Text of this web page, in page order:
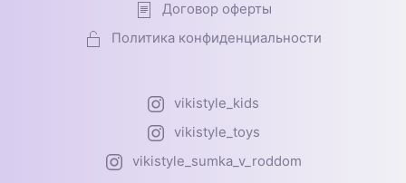
Договор оферты
Политика конфиденциальности
vikistyle_kids
vikistyle_toys
vikistyle_sumka_v_roddom